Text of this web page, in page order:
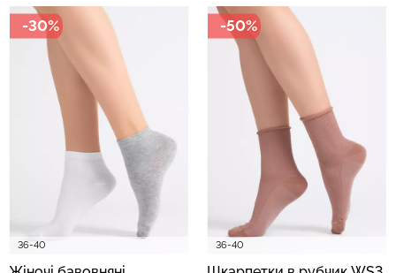
36-40
-30%
36-40
-50%
Безшовні легінси з
мікрофібри LEGGINGS 02
(чорний) Giulia
552 грн.
789 грн.
Безшовні легінси
LEGGINGS (чорний) Giulia
689 грн.